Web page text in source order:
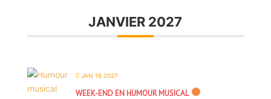
JANVIER 2027
JAN 16 2027
WEEK-END EN HUMOUR MUSICAL